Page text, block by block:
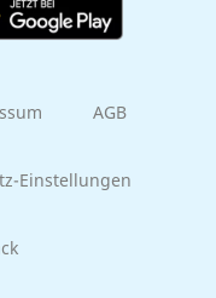
AGB
Einstellungen